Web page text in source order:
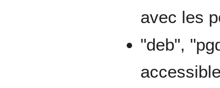
avec les
"deb",